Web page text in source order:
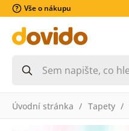
Vše o nákupu
Úvodní stránka Tapety